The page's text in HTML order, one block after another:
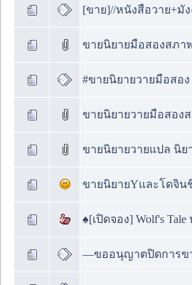
[ขาย]//หนังสือวาย+มัง
ขายนิยายมือสองสภา
#ขายนิยายวายมือสอง
ขายนิยายวายมือสอง
ขายนิยายวายแปล นิย
ขายนิยายYและโดจิน
♠[เปิดจอง] Wolf's
—ขออนุญาตปิดการ